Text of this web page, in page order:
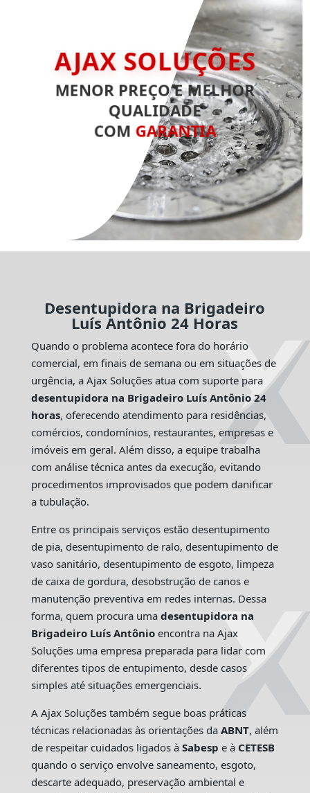
AJAX SOLUÇÕES
MENOR PREÇO E MELHOR
QUALIDADE
COM GARANTIA
Desentupidora na Brigadeiro
Luís Antônio 24 Horas
Quando o problema acontece fora do horário
comercial, em finais de semana ou em situações de
urgência, a Ajax Soluções atua com suporte para
desentupidora na Brigadeiro Luís Antônio 24
horas, oferecendo atendimento para residências,
comércios, condomínios, restaurantes, empresas e
imóveis em geral. Além disso, a equipe trabalha
com análise técnica antes da execução, evitando
procedimentos improvisados que podem danificar
a tubulação.
Entre os principais serviços estão desentupimento
de pia, desentupimento de ralo, desentupimento de
vaso sanitário, desentupimento de esgoto, limpeza
de caixa de gordura, desobstrução de canos e
manutenção preventiva em redes internas. Dessa
forma, quem procura uma desentupidora na
Brigadeiro Luís Antônioencontra na Ajax
Soluções uma empresa preparada para lidar com
diferentes tipos de entupimento, desde casos
simples até situações emergenciais.
A Ajax Soluções também segue boas práticas
técnicas relacionadas às orientações da ABNT, além
de respeitar cuidados ligados à Sabesp e à CETESB
quando o serviço envolve saneamento, esgoto,
descarte adequado, preservação ambiental e